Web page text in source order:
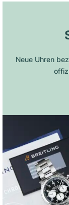
Neue Uhren